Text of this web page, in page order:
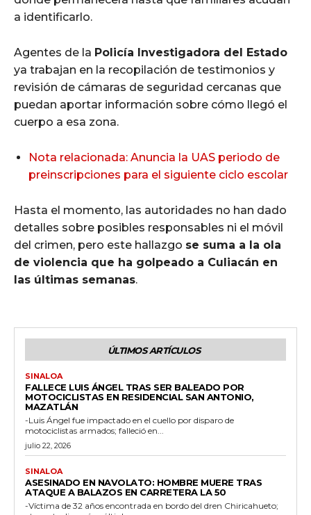
a identificarlo.
Agentes de la Policía Investigadora del Estado
ya trabajan en la recopilación de testimonios y
revisión de cámaras de seguridad cercanas que
puedan aportar información sobre cómo llegó el
cuerpo a esa zona.
Nota relacionada: Anuncia la UAS periodo de
preinscripciones para el siguiente ciclo escolar
Hasta el momento, las autoridades no han dado
detalles sobre posibles responsables ni el móvil
del crimen, pero este hallazgo se suma a la ola
de violencia que ha golpeado a Culiacán en
las últimas semanas.
ÚLTIMOS ARTÍCULOS
SINALOA
FALLECE LUIS ÁNGEL TRAS SER BALEADO POR
MOTOCICLISTAS EN RESIDENCIAL SAN ANTONIO,
MAZATLÁN
-Luis Ángel fue impactado en el cuello por disparo de
motociclistas armados; falleció en...
julio 22, 2026
SINALOA
ASESINADO EN NAVOLATO: HOMBRE MUERE TRAS
ATAQUE A BALAZOS EN CARRETERA LA 50
-Víctima de 32 años encontrada en bordo del dren Chiricahueto;